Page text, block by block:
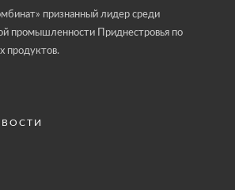
признанный лидер среди
промышленности Приднестровья по
продуктов.